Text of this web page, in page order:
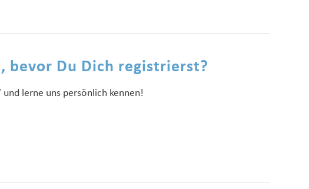
bevor Du Dich registrierst?
und lerne uns persönlich kennen!